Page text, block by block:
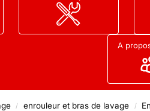
A
/ enrouleur et bras de lavage /